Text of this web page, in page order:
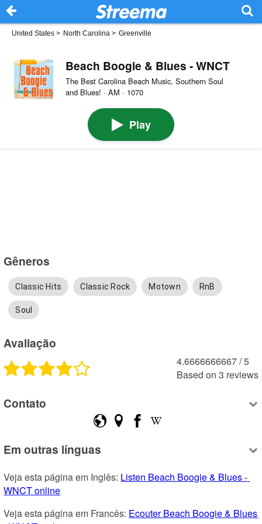
United States > North Carolina > Greenville
Beach Boogie & Blues - WNCT
The Best Carolina Beach Music, Southern Soul
and Blues! · AM · 1070
Play
Gêneros
Classic Hits Classic Rock Motown RnB
Soul
Avaliação
4.6666666667 /5
Based on 3 reviews
Contato
Em outras línguas
Veja esta página em Inglês: Listen Beach Boogie & Blues -
WNCT online
Veja esta página em Francês: Ecouter Beach Boogie & Blues